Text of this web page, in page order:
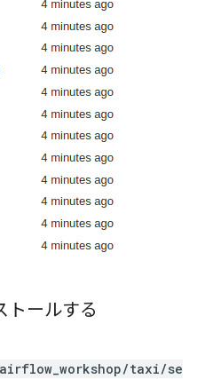
トールする
taxi/se